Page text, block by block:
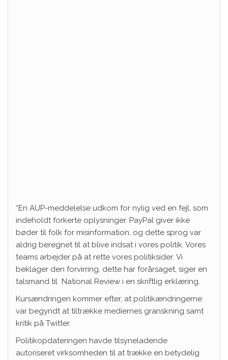
“En AUP-meddelelse udkom for nylig ved en fejl, som
indeholdt forkerte oplysninger. PayPal giver ikke
bøder til folk for misinformation, og dette sprog var
aldrig beregnet til at blive indsat i vores politik. Vores
teams arbejder på at rette vores politiksider. Vi
beklager den forvirring, dette har forårsaget, siger en
talsmand til National Review i en skriftlig erklæring.
Kursændringen kommer efter, at politikændringerne
var begyndt at tiltrække mediernes granskning samt
kritik på Twitter.
Politikopdateringen havde tilsyneladende
autoriseret virksomheden til at trække en betydelig